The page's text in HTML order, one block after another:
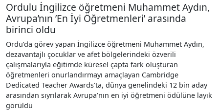
Ordulu İngilizce öğretmeni Muhammet Aydın,
Avrupa’nın ’En İyi Öğretmenleri’ arasında
birinci oldu
Ordu’da görev yapan İngilizce öğretmeni Muhammet Aydın,
dezavantajlı çocuklar ve afet bölgelerindeki özverili
çalışmalarıyla eğitimde küresel çapta fark oluşturan
öğretmenleri onurlandırmayı amaçlayan Cambridge
Dedicated Teacher Awards’ta, dünya genelindeki 12 bin aday
arasından sıyrılarak Avrupa’nın en iyi öğretmeni ödülüne layık
görüldü